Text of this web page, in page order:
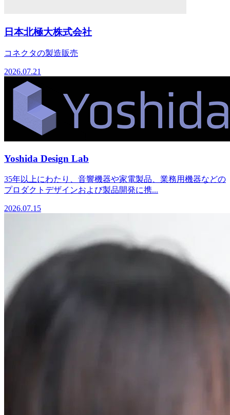
日本北極大株式会社
コネクタの製造販売
2026.07.21
Yoshida Design Lab
35年以上にわたり、音響機器や家電製品、業務用機器などの
プロダクトデザインおよび製品開発に携...
2026.07.15